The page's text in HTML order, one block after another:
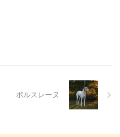
ポルスレーヌ